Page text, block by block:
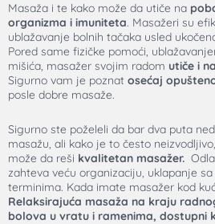
Masaža i te kako može da utiče na
organizma i imuniteta. Masažeri su
ublažavanje bolnih tačaka usled
Pored same fizičke pomoći,
mišića, masažer svojim radom utiče i
Sigurno vam je poznat osećaj
posle dobre masaže.
Sigurno ste poželeli da bar dva puta
masažu, ali kako je to često
može da reši kvalitetan masažer.
zahteva veću organizaciju, uklapanje
terminima. Kada imate masažer kod
Relaksirajuća masaža na kraju
bolova u vratu i ramenima, dostupni